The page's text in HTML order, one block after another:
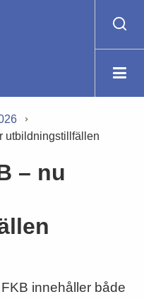
utbildningstillfällen
– nu
innehåller både